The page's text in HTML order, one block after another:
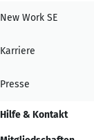
New Work SE
Karriere
Presse
Hilfe & Kontakt